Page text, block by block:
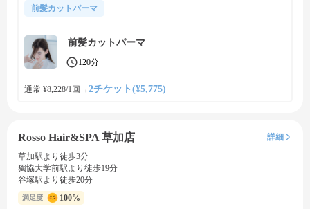
前髪カットパーマ
前髪カットパーマ
120分
通常 ¥8,228/1回 →2チケット(¥5,775)
Rosso Hair&SPA 草加店
詳細
草加駅より徒歩3分
獨協大学前駅より徒歩19分
谷塚駅より徒歩20分
満足度 100%